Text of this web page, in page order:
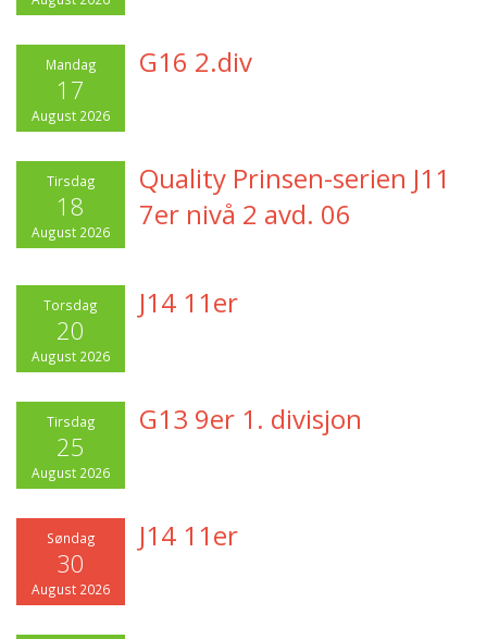
Mandag
17
August 2026
G16 2.div
Tirsdag
18
August 2026
Quality Prinsen-serien J11
7er nivå 2 avd. 06
Torsdag
20
August 2026
J14 11er
Tirsdag
25
August 2026
G13 9er 1. divisjon
Søndag
30
August 2026
J14 11er